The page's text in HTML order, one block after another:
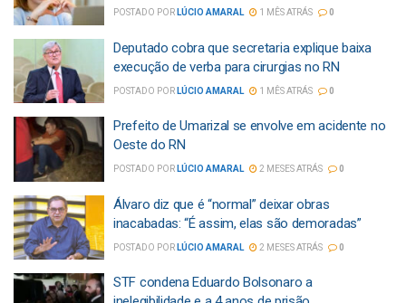
POSTADO POR LÚCIO AMARAL 1 MÊS ATRÁS 0
Deputado cobra que secretaria explique baixa
execução de verba para cirurgias no RN
POSTADO POR LÚCIO AMARAL 1 MÊS ATRÁS 0
Prefeito de Umarizal se envolve em acidente no
Oeste do RN
POSTADO POR LÚCIO AMARAL 2 MESES ATRÁS 0
Álvaro diz que é “normal” deixar obras
inacabadas: “É assim, elas são demoradas”
POSTADO POR LÚCIO AMARAL 2 MESES ATRÁS 0
STF condena Eduardo Bolsonaro a